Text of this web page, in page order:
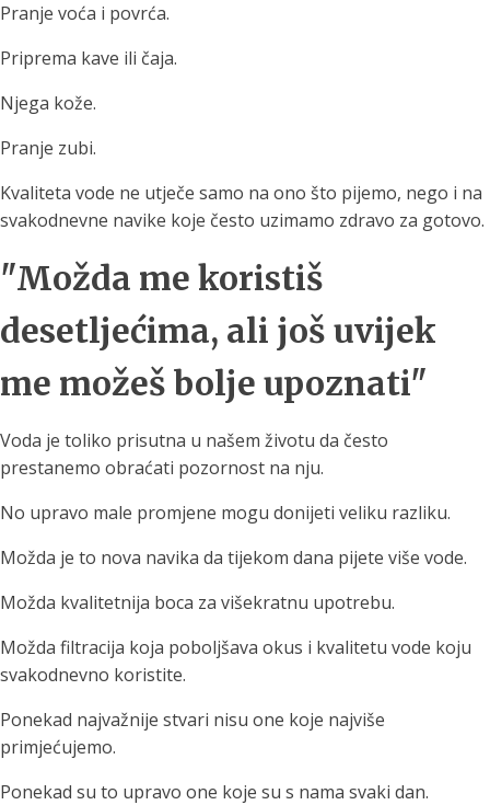
Pranje voća i povrća.
Priprema kave ili čaja.
Njega kože.
Pranje zubi.
Kvaliteta vode ne utječe samo na ono što pijemo, nego i na
svakodnevne navike koje često uzimamo zdravo za gotovo.
"Možda me koristiš
desetljećima, ali još uvijek
me možeš bolje upoznati"
Voda je toliko prisutna u našem životu da često
prestanemo obraćati pozornost na nju.
No upravo male promjene mogu donijeti veliku razliku.
Možda je to nova navika da tijekom dana pijete više vode.
Možda kvalitetnija boca za višekratnu upotrebu.
Možda filtracija koja poboljšava okus i kvalitetu vode koju
svakodnevno koristite.
Ponekad najvažnije stvari nisu one koje najviše
primjećujemo.
Ponekad su to upravo one koje su s nama svaki dan.